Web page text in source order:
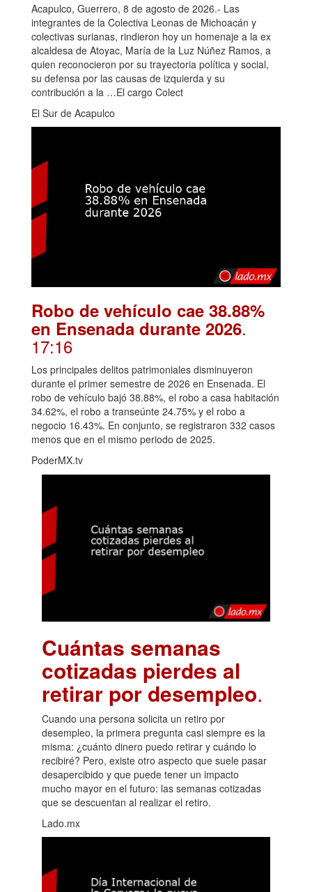
Acapulco, Guerrero, 8 de agosto de 2026.- Las
integrantes de la Colectiva Leonas de Michoacán y
colectivas surianas, rindieron hoy un homenaje a la ex
alcaldesa de Atoyac, María de la Luz Núñez Ramos, a
quien reconocieron por su trayectoria política y social,
su defensa por las causas de izquierda y su
contribución a la …El cargo Colect
El Sur de Acapulco
Robo de vehículo cae 38.88%
en Ensenada durante 2026.
17:16
Los principales delitos patrimoniales disminuyeron
durante el primer semestre de 2026 en Ensenada. El
robo de vehículo bajó 38.88%, el robo a casa habitación
34.62%, el robo a transeúnte 24.75% y el robo a
negocio 16.43%. En conjunto, se registraron 332 casos
menos que en el mismo periodo de 2025.
PoderMX.tv
Cuántas semanas
cotizadas pierdes al
retirar por desempleo.
Cuando una persona solicita un retiro por
desempleo, la primera pregunta casi siempre es la
misma: ¿cuánto dinero puedo retirar y cuándo lo
recibiré? Pero, existe otro aspecto que suele pasar
desapercibido y que puede tener un impacto
mucho mayor en el futuro: las semanas cotizadas
que se descuentan al realizar el retiro.
Lado.mx